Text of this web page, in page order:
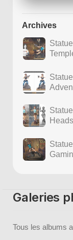
Archives
Heads
Galeries
Tous les albums